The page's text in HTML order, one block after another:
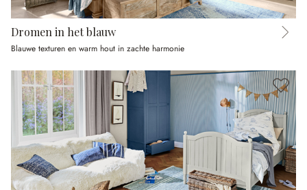
Dromen in het blauw
Blauwe texturen en warm hout in zachte harmonie